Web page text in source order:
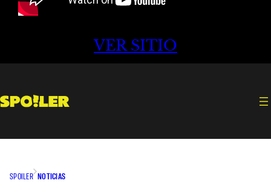
VER SITIO
SPOILER NOTICIAS